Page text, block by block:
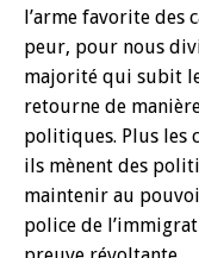
l’arme favorite
peur, pour nous
majorité qui subit
retourne de
politiques. Plus les
ils mènent des
maintenir au
police de